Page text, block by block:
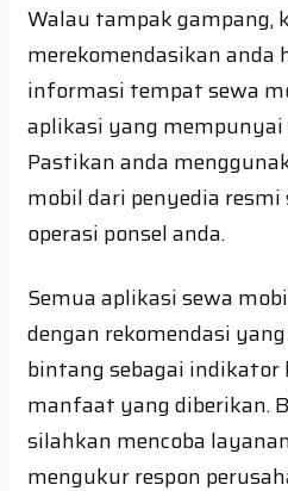
Walau tampak gampang,
merekomendasikan anda
informasi tempat sewa
aplikasi yang
Pastikan anda
mobil dari penyedia
operasi ponsel anda.
Semua aplikasi sewa
dengan rekomendasi
bintang sebagai indikator
manfaat yang diberikan.
silahkan mencoba
mengukur respon